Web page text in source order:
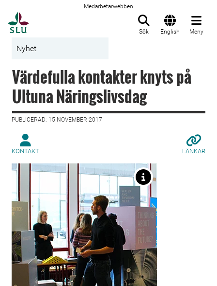
Medarbetarwebben
Sök English Meny
Nyhet
Värdefulla kontakter knyts på
Ultuna Näringslivsdag
PUBLICERAD: 15 NOVEMBER 2017
KONTAKT LÄNKAR